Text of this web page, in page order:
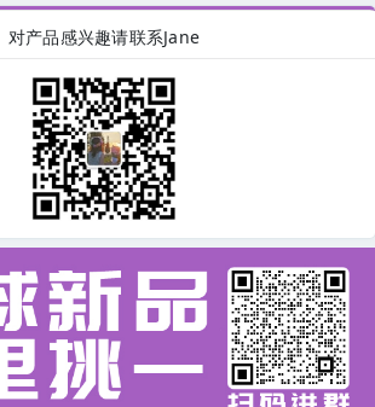
对产品感兴趣请联系Jane